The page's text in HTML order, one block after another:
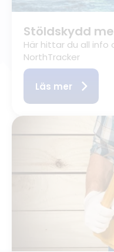
Stöldskydd
Här hittar du all info
NorthTracker
Läs mer